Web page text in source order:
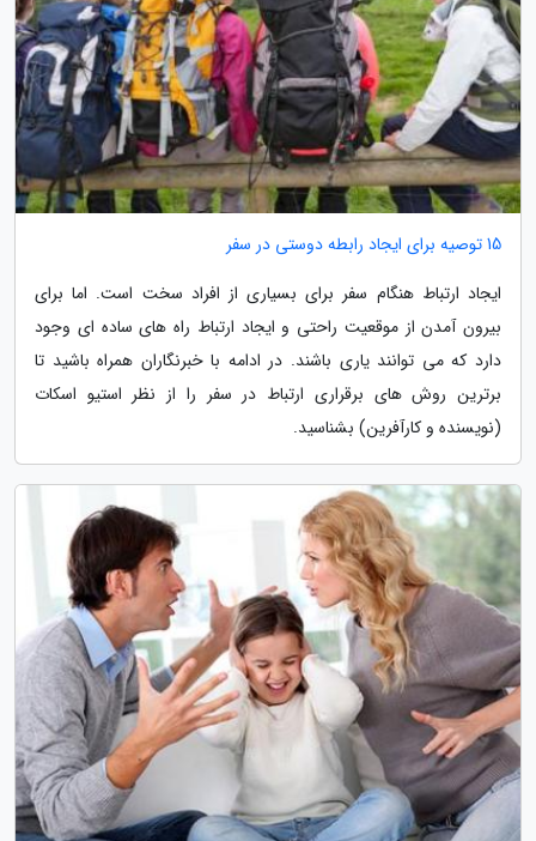
15 توصیه برای ایجاد رابطه دوستی در سفر
ایجاد ارتباط هنگام سفر برای بسیاری از افراد سخت است. اما برای
بیرون آمدن از موقعیت راحتی و ایجاد ارتباط راه های ساده ای وجود
دارد که می توانند یاری باشند. در ادامه با خبرنگاران همراه باشید تا
برترین روش های برقراری ارتباط در سفر را از نظر استیو اسکات
(نویسنده و کارآفرین) بشناسید.